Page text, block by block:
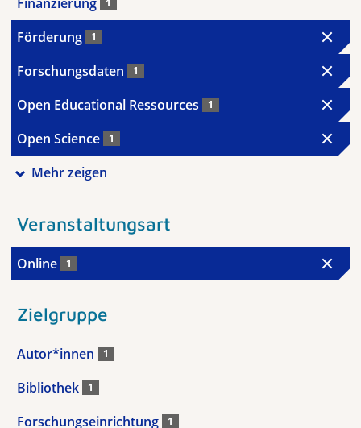
1
Förderung 1
Forschungsdaten 1
Open Educational Ressources 1
Open Science 1
Mehr zeigen
Veranstaltungsart
Online 1
Zielgruppe
Autor*innen 1
Bibliothek 1
Forschungseinrichtung 1